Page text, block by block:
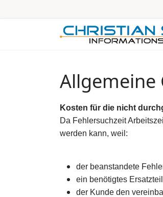
Allgemeine
Kosten für die nicht
Da Fehlersuchzeit
werden kann, weil:
der beanstandete
ein benötigtes
der Kunde den